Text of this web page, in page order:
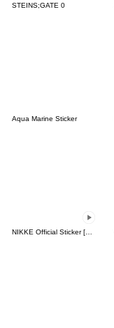
STEINS;GATE 0
Aqua Marine Sticker
NIKKE Official Sticker [2nd Batch]